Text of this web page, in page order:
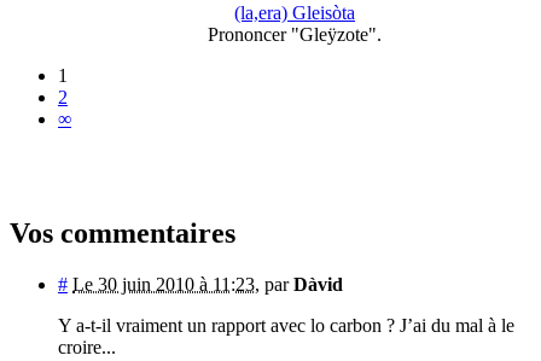
(la,era) Gleisòta
Prononcer "Gleÿzote".
1
2
∞
Vos commentaires
# Le 30 juin 2010 à 11:23, parDàvid
Y a-t-il vraiment un rapport avec lo carbon ? J’ai du mal à le
croire...